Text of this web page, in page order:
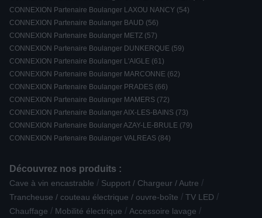
CONNEXION Partenaire Boulanger LAXOU NANCY (54)
CONNEXION Partenaire Boulanger BAUD (56)
CONNEXION Partenaire Boulanger METZ (57)
CONNEXION Partenaire Boulanger DUNKERQUE (59)
CONNEXION Partenaire Boulanger L'AIGLE (61)
CONNEXION Partenaire Boulanger MARCONNE (62)
CONNEXION Partenaire Boulanger PRADES (66)
CONNEXION Partenaire Boulanger MAMERS (72)
CONNEXION Partenaire Boulanger AIX-LES-BAINS (73)
CONNEXION Partenaire Boulanger AZAY-LE-BRULE (79)
CONNEXION Partenaire Boulanger VALREAS (84)
Découvrez nos produits :
Cave à vin encastrable / Support / Chargeur / Autre /
Trancheuse / couteau électrique / ouvre-boîte / TV LED /
Chauffage / Mobilité électrique / Accessoire lavage /